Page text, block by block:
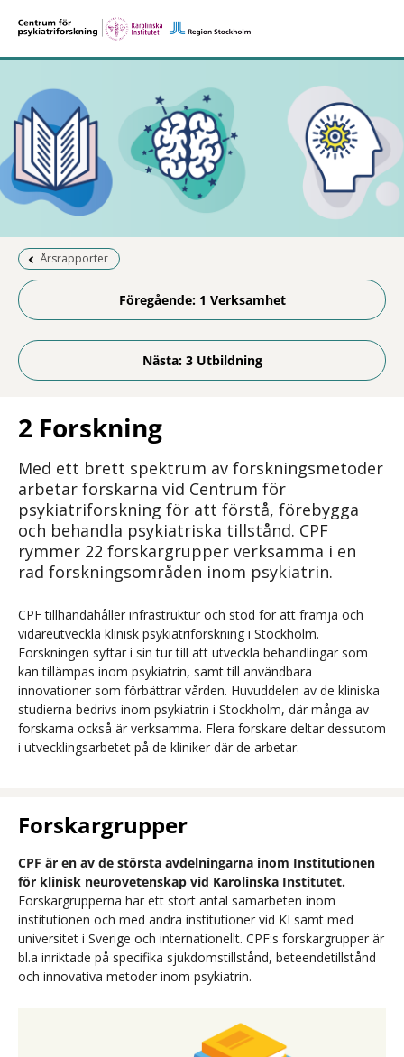
Föregående sida:
Årsrapporter
Föregående: 1 Verksamhet
Nästa: 3 Utbildning
2 Forskning
Med ett brett spektrum av forskningsmetoder
arbetar forskarna vid Centrum för
psykiatriforskning för att förstå, förebygga
och behandla psykiatriska tillstånd. CPF
rymmer 22 forskargrupper verksamma i en
rad forskningsområden inom psykiatrin.
CPF tillhandahåller infrastruktur och stöd för att främja och
vidareutveckla klinisk psykiatriforskning i Stockholm.
Forskningen syftar i sin tur till att utveckla behandlingar som
kan tillämpas inom psykiatrin, samt till användbara
innovationer som förbättrar vården. Huvuddelen av de kliniska
studierna bedrivs inom psykiatrin i Stockholm, där många av
forskarna också är verksamma. Flera forskare deltar dessutom
i utvecklingsarbetet på de kliniker där de arbetar.
Forskargrupper
CPF är en av de största avdelningarna inom Institutionen
för klinisk neurovetenskap vid Karolinska Institutet.
Forskargrupperna har ett stort antal samarbeten inom
institutionen och med andra institutioner vid KI samt med
universitet i Sverige och internationellt. CPF:s forskargrupper är
bl.a inriktade på specifika sjukdomstillstånd, beteendetillstånd
och innovativa metoder inom psykiatrin.